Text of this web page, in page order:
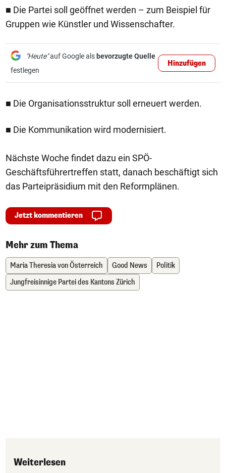
■ Die Partei soll geöffnet werden – zum Beispiel für
Gruppen wie Künstler und Wissenschafter.
"Heute"auf Google als bevorzugte Quelle
festlegen
Hinzufügen
■ Die Organisationsstruktur soll erneuert werden.
■ Die Kommunikation wird modernisiert.
Nächste Woche findet dazu ein SPÖ-
Geschäftsführertreffen statt, danach beschäftigt sich
das Parteipräsidium mit den Reformplänen.
Jetzt kommentieren
Mehr zum Thema
Maria Theresia von Österreich Good News
Politik
Jungfreisinnige Partei des Kantons Zürich
Weiterlesen